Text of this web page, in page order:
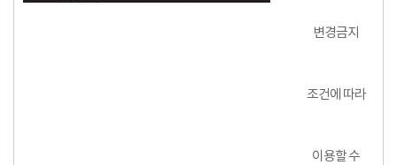
변경금지
조건에 따라
이용할 수